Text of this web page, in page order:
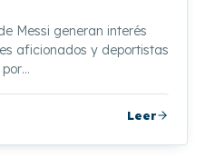
Messi generan interés
aficionados y deportistas
por…
Leer